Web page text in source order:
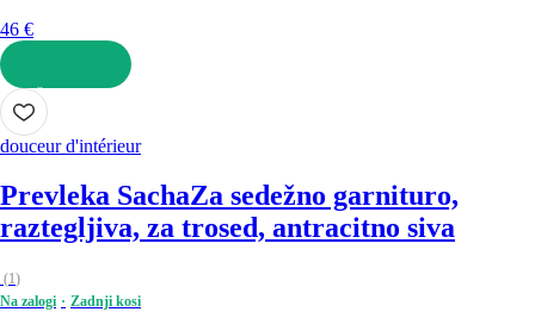
46 €
V KOŠARICO
douceur d'intérieur
Prevleka SachaZa sedežno garnituro,
raztegljiva, za trosed, antracitno siva
(1)
Na zalogi
Zadnji kosi